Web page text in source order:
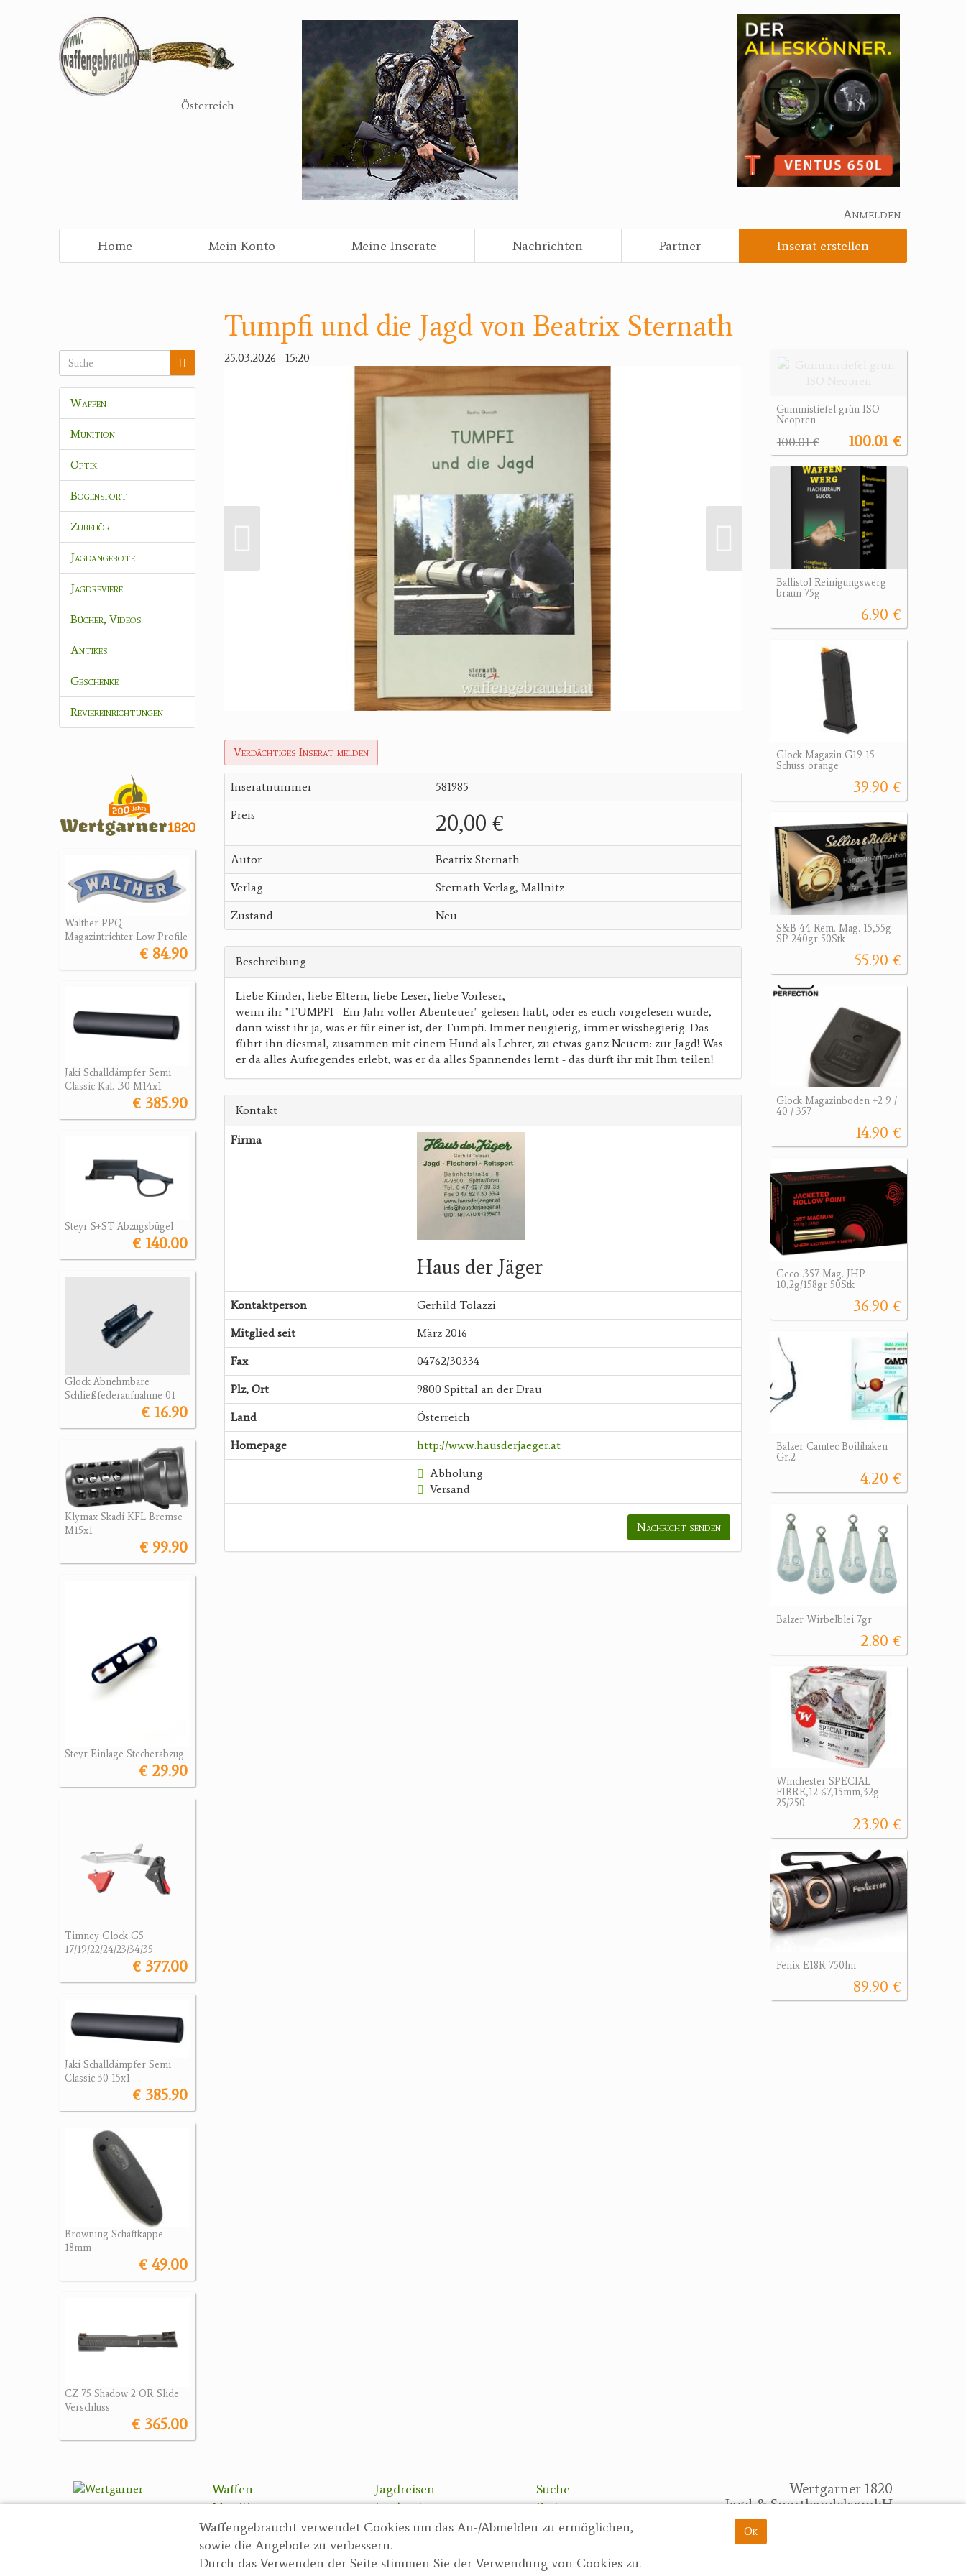
Waffengebraucht verwendet Cookies um das An-/Abmelden zu ermöglichen,
sowie die Angebote zu verbessern.
Durch das Verwenden der Seite stimmen Sie der Verwendung von Cookies zu.
Ok
Österreich
Anmelden
Home
Mein Konto Meine Inserate Nachrichten Partner Inserat erstellen
Waffen
Munition
Optik
Bogensport
Zubehör
Jagdangebote
Jagdreviere
Bücher, Videos
Antikes
Geschenke
Reviereinrichtungen
Walther PPQ
Magazintrichter Low Profile
€ 84.90
Jaki Schalldämpfer Semi
Classic Kal. .30 M14x1
€ 385.90
Steyr S+ST Abzugsbügel
€ 140.00
Glock Abnehmbare
Schließfederaufnahme 01
€ 16.90
Klymax Skadi KFL Bremse
M15x1
€ 99.90
Steyr Einlage Stecherabzug
€ 29.90
Timney Glock G5
17/19/22/24/23/34/35
€ 377.00
Jaki Schalldämpfer Semi
Classic 30 15x1
€ 385.90
Browning Schaftkappe
18mm
€ 49.00
CZ 75 Shadow 2 OR Slide
Verschluss
€ 365.00
Tumpfi und die Jagd von Beatrix Sternath
25.03.2026 - 15:20
Verdächtiges Inserat melden
Inseratnummer 581985
Preis 20,00 €
Autor Beatrix Sternath
Verlag Sternath Verlag, Mallnitz
Zustand Neu
Beschreibung
Liebe Kinder, liebe Eltern, liebe Leser, liebe Vorleser,
wenn ihr "TUMPFI - Ein Jahr voller Abenteuer" gelesen habt, oder es euch vorgelesen wurde,
dann wisst ihr ja, was er für einer ist, der Tumpfi. Immer neugierig, immer wissbegierig. Das
führt ihn diesmal, zusammen mit einem Hund als Lehrer, zu etwas ganz Neuem: zur Jagd! Was
er da alles Aufregendes erlebt, was er da alles Spannendes lernt - das dürft ihr mit Ihm teilen!
Kontakt
Firma
Haus der Jäger
Kontaktperson Gerhild Tolazzi
Mitglied seit März 2016
Fax 04762/30334
Plz, Ort 9800 Spittal an der Drau
Land Österreich
Homepage http://www.hausderjaeger.at
Abholung
Versand
Nachricht senden
Gummistiefel grün ISO
Neopren
100.01 €
100.01 €
Ballistol Reinigungswerg
braun 75g
6.90 €
Glock Magazin G19 15
Schuss orange
39.90 €
S&B 44 Rem. Mag. 15,55g
SP 240gr 50Stk
55.90 €
Glock Magazinboden +2 9 /
40 / 357
14.90 €
Geco .357 Mag. JHP
10,2g/158gr 50Stk
36.90 €
Balzer Camtec Boilihaken
Gr.2
4.20 €
Balzer Wirbelblei 7gr
2.80 €
Winchester SPECIAL
FIBRE,12-67,15mm,32g
25/250
23.90 €
Fenix E18R 750lm
89.90 €
Waffen
Munition
Optik
Bogensport
Zubehör
Jagdreisen
Jagdreviere
Bücher, Videos
Antikes
Geschenke
Suche
Partner
AGBs
Impressum
Wertgarner 1820
Jagd & SporthandelsgmbH